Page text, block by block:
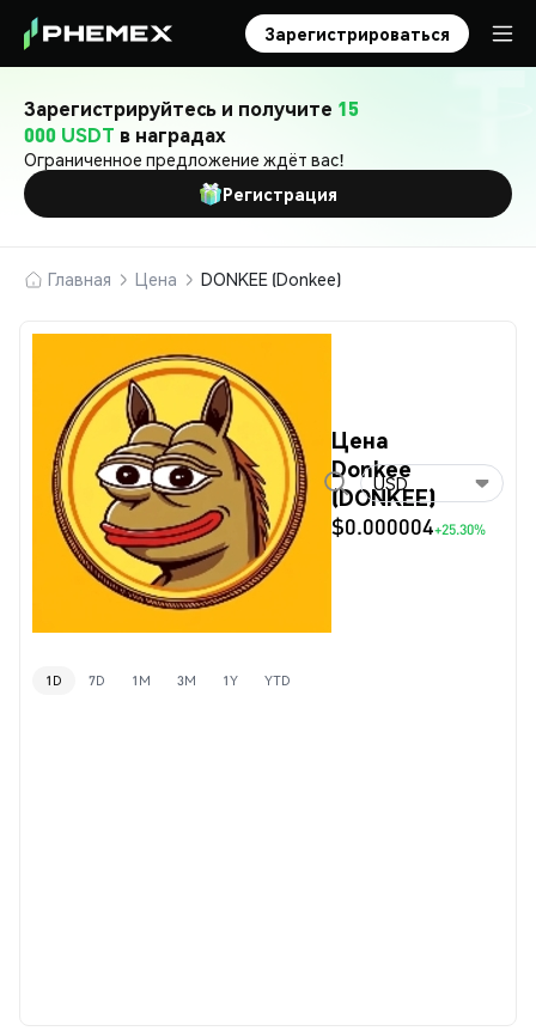
Зарегистрироваться
Зарегистрируйтесь и получите 15
000 USDT в наградах
Ограниченное предложение ждёт вас!
Регистрация
Главная Цена DONKEE (Donkee)
Цена
Donkee
(DONKEE)
$0.000004+25.30%
USD
1D 7D 1M 3M 1Y YTD